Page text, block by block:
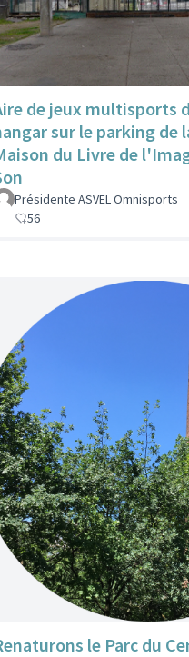
de jeux multisports
sur le parking de
du Livre de
Présidente ASVEL Omnisports
56
le Parc du